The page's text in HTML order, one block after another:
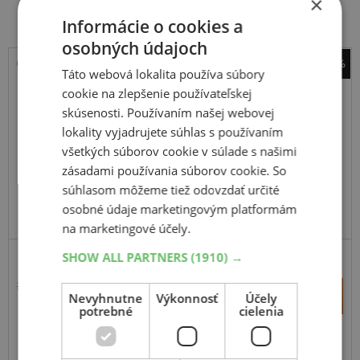
-41%
Matador
MPS400 Variant AW 2
235 65 R16 115/113R C
ODPORÚČAME
212,79 €
125,30 €
+
–
SKLADOM Expedujeme budúci prac. deň
Informácie o cookies a
osobných údajoch
Táto webová lokalita používa súbory
cookie na zlepšenie používateľskej
skúsenosti. Používaním našej webovej
lokality vyjadrujete súhlas s používaním
všetkých súborov cookie v súlade s našimi
zásadami používania súborov cookie. So
súhlasom môžeme tiež odovzdať určité
osobné údaje marketingovým platformám
na marketingové účely.
SHOW ALL PARTNERS(1910) →
Nevyhnutne
potrebné
Výkonnosť
Účely
cielenia